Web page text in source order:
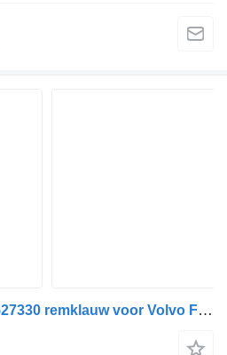
Volvo Brake caliper 20527330 remklauw voor Volvo FM300 trekker